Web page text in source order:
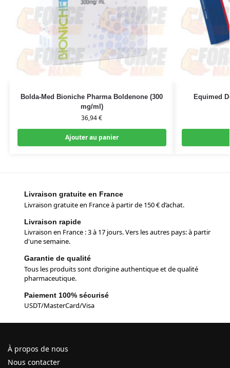
Bolda-Med Bioniche Pharma Boldenone (300
mg/ml)
36,94€
Ajouter au panier
Equimed
Livraison gratuite en France
Livraison gratuite en France à partir de 150 € d’achat.
Livraison rapide
Livraison en France : 3 à 17 jours. Vers les autres pays: à partir
d'une semaine.
Garantie de qualité
Tous les produits sont d’origine authentique et de qualité
pharmaceutique.
Paiement 100% sécurisé
USDT/MasterCard/Visa
À propos de nous
Nous contacter